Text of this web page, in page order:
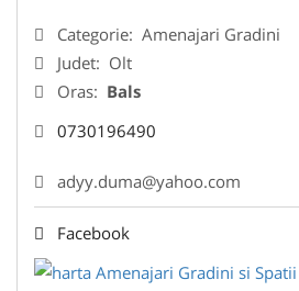
Categorie: Amenajari Gradini
Judet: Olt
Oras: Bals
0730196490
adyy.duma@yahoo.com
Facebook